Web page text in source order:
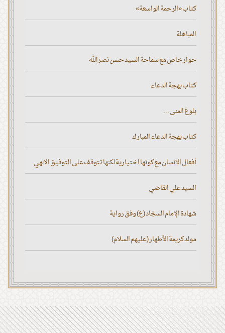
كتاب «الرحمة الواسعة»
المباهلة
حوار خاص مع سماحة السيد حسن نصر الله
كتاب بهجة الدعاء
بلوغ المنى ...
كتاب بهجة الدعاء المبارك
أفعال الانسان مع كونها اختيارية لكنها تتوقف على التوفيق الالهي
السيد علي القاضي
شهادة الإمام السجّاد (ع) وفق رواية
مولد كريمة الأطهار (عليهم السلام)